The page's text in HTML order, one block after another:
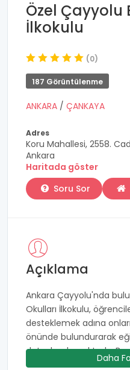
Özel Çayyolu
İlkokulu
(0)
187 Görüntülenme
ANKARA / ÇANKAYA
Adres
Koru Mahallesi, 2558.
Ankara
Haritada göster
Soru Sor
Açıklama
Ankara Çayyolu'nda
Okulları İlkokulu,
desteklemek adına
önünde bulundurarak
detaylandırmaktadır.
hazırlama konusunda
Daha